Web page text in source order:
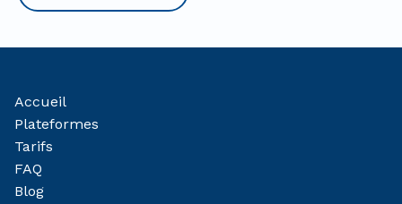
Accueil
Plateformes
Tarifs
FAQ
Blog